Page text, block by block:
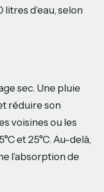
d’eau, selon
sec. Une pluie
réduire son
voisines ou les
et 25°C. Au-delà,
l’absorption de